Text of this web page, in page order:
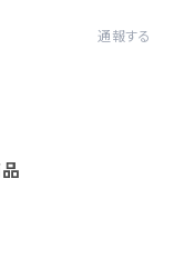
通報する